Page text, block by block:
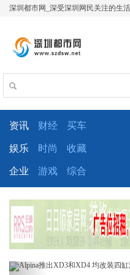
深圳都市网_深受深圳网民关注的生
资讯 财经 买车
娱乐 时尚 收藏
企业 游戏 综合
Previous